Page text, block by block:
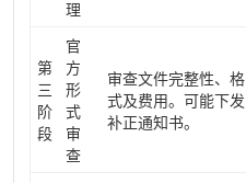
理
第
三
阶
段
官
方
形
式
审
查
审查文件完整性、格
式及费用。可能下发
补正通知书。